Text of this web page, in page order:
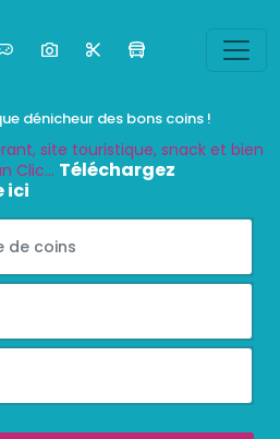
dénicheur des bons coins !
site touristique, snack et bien
Clic... Téléchargez
ici